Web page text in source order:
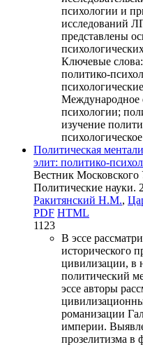
психологии и
исследований
представлены
Ключевые слова:
политико-
Международное
психологии;
изучение
Политическая
элит: политико-
Вестник Московского
Политические науки.
Ракитянский Н.М.,
PDF HTML
1123
В эссе
исторического
цивилизации, в
политический
эссе авторы
романизации
империи.
прозелитизма в